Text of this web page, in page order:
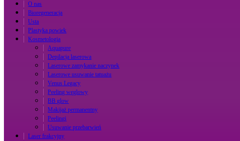
O nas
Bioregeneracja
Usta
Plastyka powiek
Kosmetologia
Aquapure
Depilacja laserowa
Laserowe zamykanie naczynek
Laserowe usuwanie tatuażu
Venus Legacy
Peeling węglowy
BB glow
Makijaż permanentny
Peelingi
Usuwanie przebarwień
Laser frakcyjny